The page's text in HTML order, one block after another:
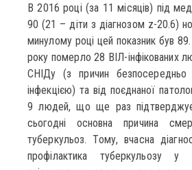
В 2016 році (за 11 місяців) під
90 (21 – діти з діагнозом z-20.6)
минулому році цей показник був
року померло 28 ВІЛ-інфікованих
СНІДу (з причин безпосередньо
інфекцією) та від поєднаної
9 людей, що ще раз
сьогодні основна причина
туберкульоз. Тому, вчасна
профілактика туберкульозу у